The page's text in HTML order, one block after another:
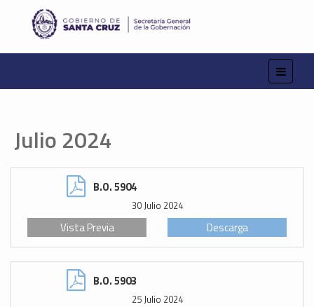
Julio 2024
B.O. 5904
30 Julio 2024
Descarga
Vista Previa
B.O. 5903
25 Julio 2024